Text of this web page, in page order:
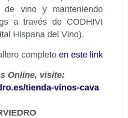
de vino y manteniendo
a través de CODHIVI
Hispana del Vino).
completo en este link
Online, visite:
tienda-vinos-cava